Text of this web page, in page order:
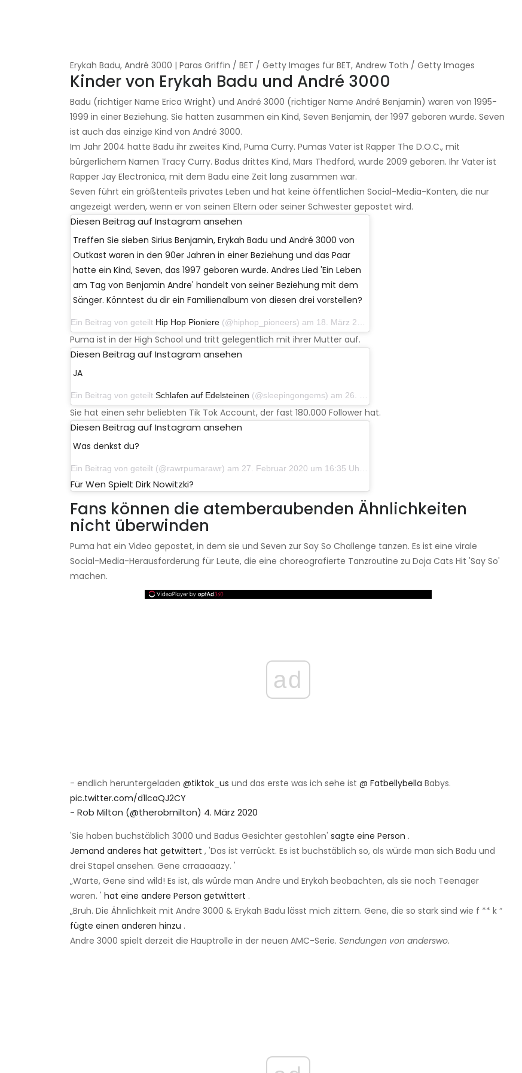
Erykah Badu, André 3000 | Paras Griffin / BET / Getty Images für BET, Andrew Toth / Getty Images
Kinder von Erykah Badu und André 3000
Badu (richtiger Name Erica Wright) und André 3000 (richtiger Name André Benjamin) waren von 1995-
1999 in einer Beziehung. Sie hatten zusammen ein Kind, Seven Benjamin, der 1997 geboren wurde. Seven
ist auch das einzige Kind von André 3000.
Im Jahr 2004 hatte Badu ihr zweites Kind, Puma Curry. Pumas Vater ist Rapper The D.O.C., mit
bürgerlichem Namen Tracy Curry. Badus drittes Kind, Mars Thedford, wurde 2009 geboren. Ihr Vater ist
Rapper Jay Electronica, mit dem Badu eine Zeit lang zusammen war.
Seven führt ein größtenteils privates Leben und hat keine öffentlichen Social-Media-Konten, die nur
angezeigt werden, wenn er von seinen Eltern oder seiner Schwester gepostet wird.
Diesen Beitrag auf Instagram ansehen
Treffen Sie sieben Sirius Benjamin, Erykah Badu und André 3000 von
Outkast waren in den 90er Jahren in einer Beziehung und das Paar
hatte ein Kind, Seven, das 1997 geboren wurde. Andres Lied 'Ein Leben
am Tag von Benjamin Andre' handelt von seiner Beziehung mit dem
Sänger. Könntest du dir ein Familienalbum von diesen drei vorstellen?
Ein Beitrag von geteilt Hip Hop Pioniere (@hiphop_pioneers) am 18. März 2019 um 12:31 Uhr PDT
Puma ist in der High School und tritt gelegentlich mit ihrer Mutter auf.
Diesen Beitrag auf Instagram ansehen
JA
Ein Beitrag von geteilt Schlafen auf Edelsteinen (@sleepingongems) am 26. Februar 2020 um 8:08 Uhr PST
Sie hat einen sehr beliebten Tik Tok Account, der fast 180.000 Follower hat.
Diesen Beitrag auf Instagram ansehen
Was denkst du?
Ein Beitrag von geteilt (@rawrpumarawr) am 27. Februar 2020 um 16:35 Uhr PST
Für Wen Spielt Dirk Nowitzki?
Fans können die atemberaubenden Ähnlichkeiten
nicht überwinden
Puma hat ein Video gepostet, in dem sie und Seven zur Say So Challenge tanzen. Es ist eine virale
Social-Media-Herausforderung für Leute, die eine choreografierte Tanzroutine zu Doja Cats Hit 'Say So'
machen.
ad
- endlich heruntergeladen @tiktok_us und das erste was ich sehe ist @ Fatbellybella Babys.
pic.twitter.com/d1lcaQJ2CY
- Rob Milton (@therobmilton) 4. März 2020
'Sie haben buchstäblich 3000 und Badus Gesichter gestohlen' sagte eine Person .
Jemand anderes hat getwittert , 'Das ist verrückt. Es ist buchstäblich so, als würde man sich Badu und
drei Stapel ansehen. Gene crraaaaazy. '
„Warte, Gene sind wild! Es ist, als würde man Andre und Erykah beobachten, als sie noch Teenager
waren. ' hat eine andere Person getwittert .
„Bruh. Die Ähnlichkeit mit Andre 3000 & Erykah Badu lässt mich zittern. Gene, die so stark sind wie f ** k “
fügte einen anderen hinzu .
Andre 3000 spielt derzeit die Hauptrolle in der neuen AMC-Serie. Sendungen von anderswo.